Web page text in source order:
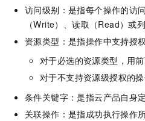
访问级别：是指每个操作的访
（Write）、读取（Read）或
资源类型：是指操作中支持授
对于必选的资源类型，用前
对于不支持资源级授权的
条件关键字：是指云产品自身
关联操作：是指成功执行操作